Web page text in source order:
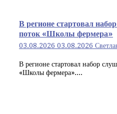
В регионе стартовал
поток «Школы фермера»
03.08.2026 03.08.2026
В регионе стартовал набор
«Школы фермера»....